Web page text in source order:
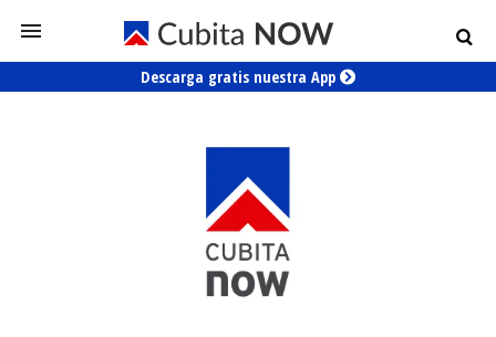
Descarga gratis nuestra App